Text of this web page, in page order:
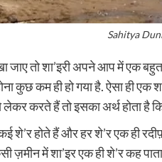
Sahitya
तो शा’इरी अपने आप में एक बहुत
कुछ कम ही हो गया है. ऐसा ही एक
लेकर करते हैं तो इसका अर्थ होता
शे’र होते हैं और हर शे’र एक ही
ज़मीन में शा’इर एक ही शे’र कह